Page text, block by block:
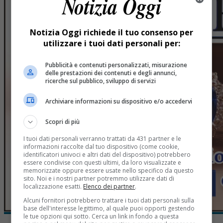
Notizia Oggi richiede il tuo consenso per
utilizzare i tuoi dati personali per:
Pubblicità e contenuti personalizzati, misurazione
delle prestazioni dei contenuti e degli annunci,
ricerche sul pubblico, sviluppo di servizi
Archiviare informazioni su dispositivo e/o accedervi
Scopri di più
I tuoi dati personali verranno trattati da 431 partner e le
informazioni raccolte dal tuo dispositivo (come cookie,
identificatori univoci e altri dati del dispositivo) potrebbero
essere condivise con questi ultimi, da loro visualizzate e
memorizzate oppure essere usate nello specifico da questo
sito. Noi e i nostri partner potremmo utilizzare dati di
localizzazione esatti. Elenco dei partner.
Alcuni fornitori potrebbero trattare i tuoi dati personali sulla
base dell'interesse legittimo, al quale puoi opporti gestendo
le tue opzioni qui sotto. Cerca un link in fondo a questa